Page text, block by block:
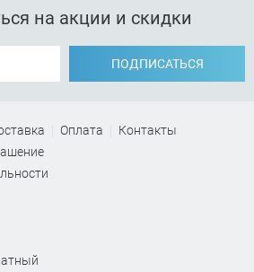
на акции и скидки
ПОДПИСАТЬСЯ
Оплата
Контакты